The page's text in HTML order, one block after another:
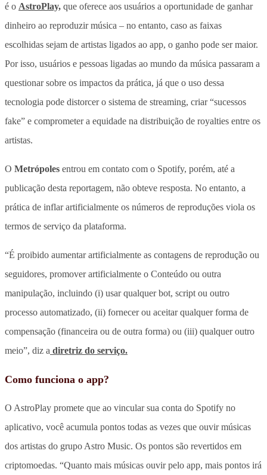
é o AstroPlay, que oferece aos usuários a oportunidade de ganhar
dinheiro ao reproduzir música – no entanto, caso as faixas
escolhidas sejam de artistas ligados ao app, o ganho pode ser maior.
Por isso, usuários e pessoas ligadas ao mundo da música passaram a
questionar sobre os impactos da prática, já que o uso dessa
tecnologia pode distorcer o sistema de streaming, criar “sucessos
fake” e comprometer a equidade na distribuição de royalties entre os
artistas.
O Metrópoles entrou em contato com o Spotify, porém, até a
publicação desta reportagem, não obteve resposta. No entanto, a
prática de inflar artificialmente os números de reproduções viola os
termos de serviço da plataforma.
“É proibido aumentar artificialmente as contagens de reprodução ou
seguidores, promover artificialmente o Conteúdo ou outra
manipulação, incluindo (i) usar qualquer bot, script ou outro
processo automatizado, (ii) fornecer ou aceitar qualquer forma de
compensação (financeira ou de outra forma) ou (iii) qualquer outro
meio”, diz a diretriz do serviço.
Como funciona o app?
O AstroPlay promete que ao vincular sua conta do Spotify no
aplicativo, você acumula pontos todas as vezes que ouvir músicas
dos artistas do grupo Astro Music. Os pontos são revertidos em
criptomoedas. “Quanto mais músicas ouvir pelo app, mais pontos irá